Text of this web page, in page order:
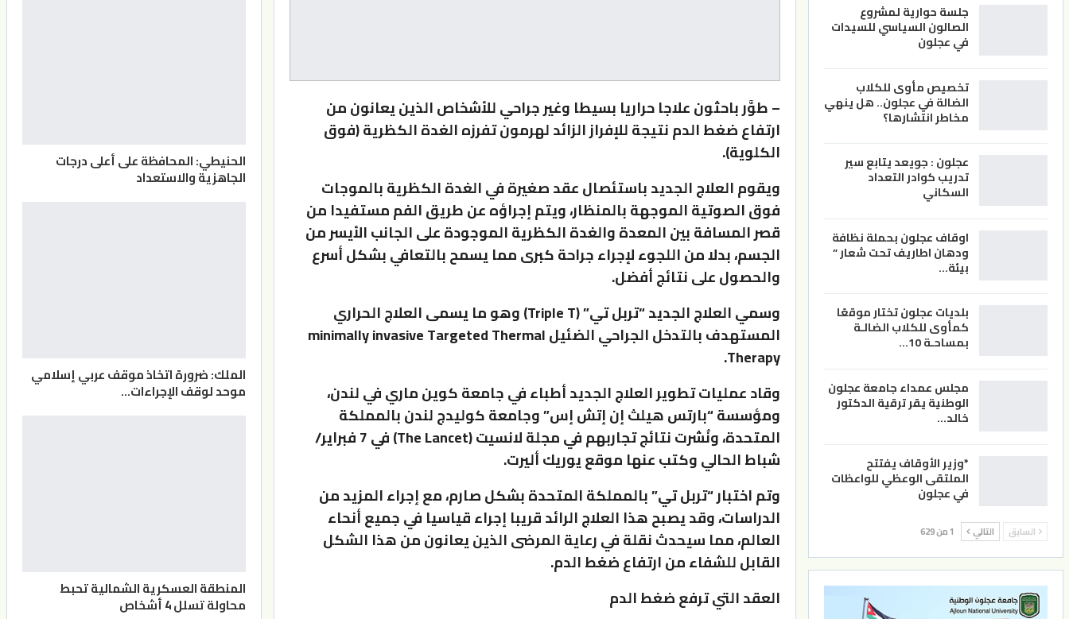
– طوَّر باحثون علاجا حراريا بسيطا وغير جراحي للأشخاص الذين يعانون من
ارتفاع ضغط الدم نتيجة للإفراز الزائد لهرمون تفرزه الغدة الكظرية (فوق
الكلوية).
ويقوم العلاج الجديد باستئصال عقد صغيرة في الغدة الكظرية بالموجات
فوق الصوتية الموجهة بالمنظار، ويتم إجراؤه عن طريق الفم مستفيدا من
قصر المسافة بين المعدة والغدة الكظرية الموجودة على الجانب الأيسر من
الجسم، بدلا من اللجوء لإجراء جراحة كبرى مما يسمح بالتعافي بشكل أسرع
والحصول على نتائج أفضل.
وسمي العلاج الجديد “تربل تي” (Triple T) وهو ما يسمى العلاج الحراري
المستهدف بالتدخل الجراحي الضئيل minimally invasive Targeted Thermal
Therapy.
وقاد عمليات تطوير العلاج الجديد أطباء في جامعة كوين ماري في لندن،
ومؤسسة “بارتس هيلث إن إتش إس” وجامعة كوليدج لندن بالمملكة
المتحدة، ونُشرت نتائج تجاربهم في مجلة لانسيت (The Lancet) في 7 فبراير/
شباط الحالي وكتب عنها موقع يوريك أليرت.
وتم اختبار “تربل تي” بالمملكة المتحدة بشكل صارم، مع إجراء المزيد من
الدراسات، وقد يصبح هذا العلاج الرائد قريبا إجراء قياسيا في جميع أنحاء
العالم، مما سيحدث نقلة في رعاية المرضى الذين يعانون من هذا الشكل
القابل للشفاء من ارتفاع ضغط الدم.
العقد التي ترفع ضغط الدم
جلسة حوارية لمشروع
الصالون السياسي للسيدات
في عجلون
تخصيص مأوى للكلاب
الضالة في عجلون.. هل ينهي
مخاطر انتشارها؟
عجلون : جويعد يتابع سير
تدريب كوادر التعداد
السكاني
اوقاف عجلون بحملة نظافة
ودهان اطاريف تحت شعار ”
بيئة…
بلديات عجلون تختار موقعًا
كمأوى للكلاب الضالـة
بمساحـة 10…
مجلس عمداء جامعة عجلون
الوطنية يقر ترقية الدكتور
خالد…
*وزير الأوقاف يفتتح
الملتقى الوعظي للواعظات
في عجلون
السابق التالي 1 من 629
الحنيطي: المحافظة على أعلى درجات
الجاهزية والاستعداد
الملك: ضرورة اتخاذ موقف عربي إسلامي
موحد لوقف الإجراءات…
المنطقة العسكرية الشمالية تحبط
محاولة تسلل 4 أشخاص